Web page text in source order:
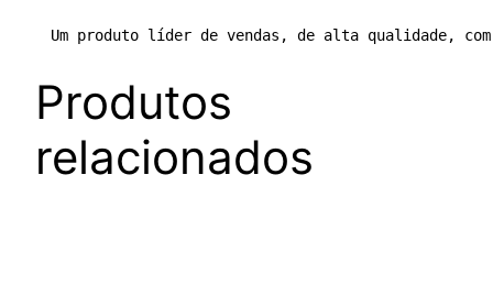
Um produto líder de vendas, de alta qualidade,
Produtos
relacionados